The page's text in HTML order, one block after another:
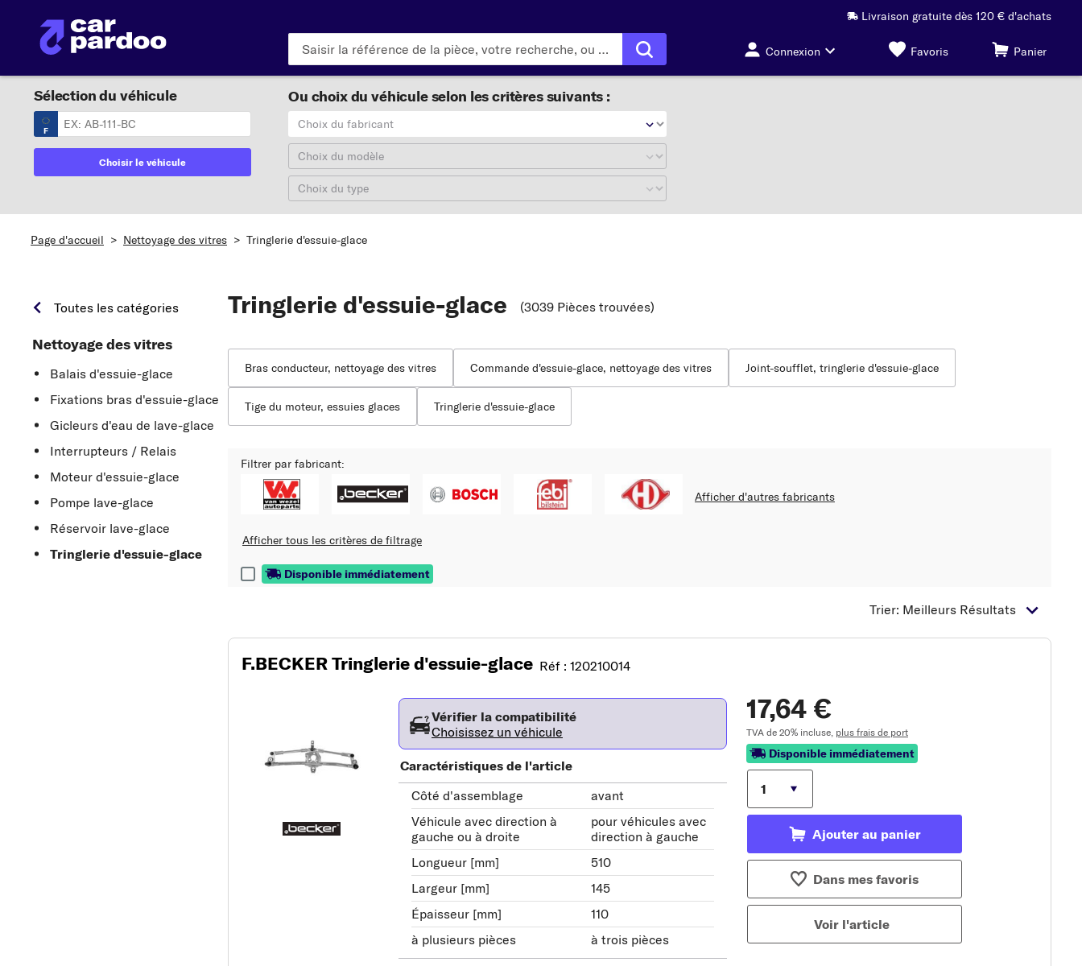
Livraison gratuite dès 120 € d'achats
Connexion Favoris Panier
Sélection du véhicule
F
Choisir le véhicule
Ou choix du véhicule selon les critères suivants :
Choix du fabricant
Choix du modèle
Choix du type
Page d'accueil > Nettoyage des vitres > Tringlerie d'essuie-glace
Toutes les catégories
Nettoyage des vitres
Balais d'essuie-glace
Fixations bras d'essuie-glace
Gicleurs d'eau de lave-glace
Interrupteurs / Relais
Moteur d'essuie-glace
Pompe lave-glace
Réservoir lave-glace
Tringlerie d'essuie-glace
Tringlerie d'essuie-glace (3039 Pièces trouvées)
Bras conducteur, nettoyage des vitres Commande d'essuie-glace, nettoyage des vitres Joint-soufflet, tringlerie d'essuie-glace
Tige du moteur, essuies glaces Tringlerie d'essuie-glace
Filtrer par fabricant:
Afficher d'autres fabricants
Afficher tous les critères de filtrage
Disponible immédiatement
Trier: Meilleurs Résultats
F.BECKER Tringlerie d'essuie-glace Réf : 120210014
Vérifier la compatibilité
Choisissez un véhicule
Caractéristiques de l'article
Côté d'assemblage
avant
Véhicule avec direction à
gauche ou à droite
pour véhicules avec
direction à gauche
Longueur [mm]
510
Largeur [mm]
145
Épaisseur [mm]
110
à plusieurs pièces
à trois pièces
17,64 €
TVA de 20% incluse, plus frais de port
Disponible immédiatement
Ajouter au panier
Dans mes favoris
Voir l'article